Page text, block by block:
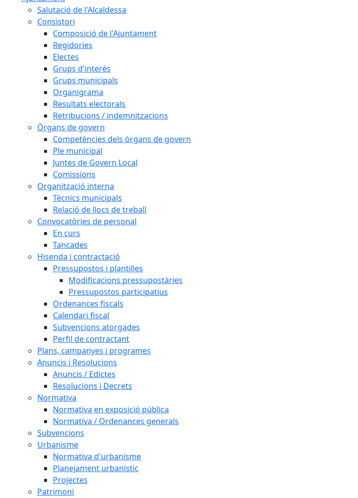
Salutació de l'Alcaldessa
Consistori
Composició de l'Ajuntament
Regidories
Electes
Grups d'interès
Grups municipals
Organigrama
Resultats electorals
Retribucions / indemnitzacions
Òrgans de govern
Competències dels òrgans de govern
Ple municipal
Juntes de Govern Local
Comissions
Organització interna
Tècnics municipals
Relació de llocs de treball
Convocatòries de personal
En curs
Tancades
Hisenda i contractació
Pressupostos i plantilles
Modificacions pressupostàries
Pressupostos participatius
Ordenances fiscals
Calendari fiscal
Subvencions atorgades
Perfil de contractant
Plans, campanyes i programes
Anuncis i Resolucions
Anuncis / Edictes
Resolucions i Decrets
Normativa
Normativa en exposició pública
Normativa / Ordenances generals
Subvencions
Urbanisme
Normativa d'urbanisme
Planejament urbanístic
Projectes
Patrimoni